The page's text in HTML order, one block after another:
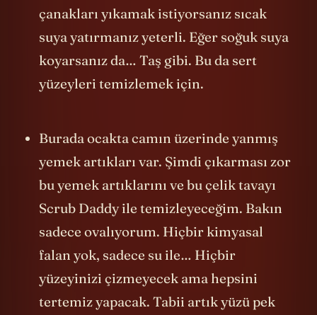
mutfak süngerleri gibi. Bardakları, tabak
çanakları yıkamak istiyorsanız sıcak
suya yatırmanız yeterli. Eğer soğuk suya
koyarsanız da… Taş gibi. Bu da sert
Burada ocakta camın üzerinde yanmış
yemek artıkları var. Şimdi çıkarması zor
bu yemek artıklarını ve bu çelik tavayı
Scrub Daddy ile temizleyeceğim. Bakın
sadece ovalıyorum. Hiçbir kimyasal
falan yok, sadece su ile… Hiçbir
yüzeyinizi çizmeyecek ama hepsini